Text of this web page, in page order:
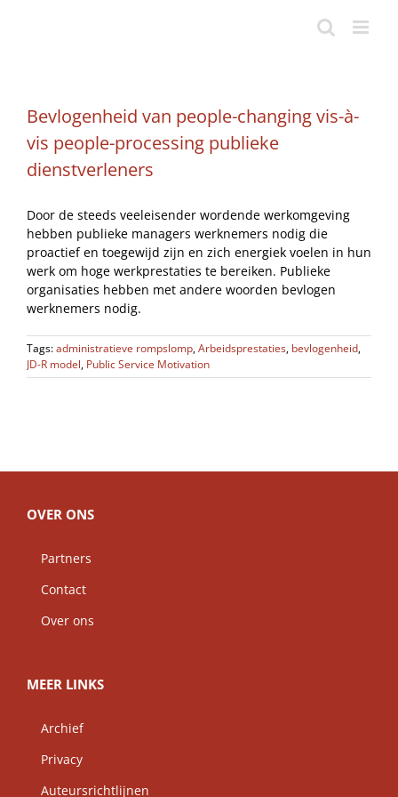
Bevlogenheid van people-changing vis-à-
vis people-processing publieke
dienstverleners
Door de steeds veeleisender wordende werkomgeving
hebben publieke managers werknemers nodig die
proactief en toegewijd zijn en zich energiek voelen in hun
werk om hoge werkprestaties te bereiken. Publieke
organisaties hebben met andere woorden bevlogen
werknemers nodig.
Tags:administratieve rompslomp,Arbeidsprestaties, bevlogenheid,
JD-R model, Public Service Motivation
OVER ONS
Partners
Contact
Over ons
MEER LINKS
Archief
Privacy
Auteursrichtlijnen